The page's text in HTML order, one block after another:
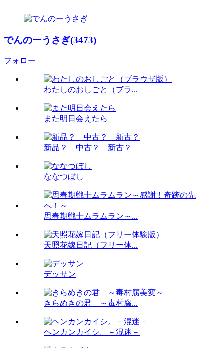
でんのーうさぎ(3473)
フォロー
わたしのおしごと（ブラ...
また明日会えたら
新品？ 中古？ 新古？
ななつぼし
思春期戦士ムラムラン～...
天照花嫁日記（フリー体...
デッサン
きらめきの君 ～毒村腐...
ヘンカンカイシ。－混迷－